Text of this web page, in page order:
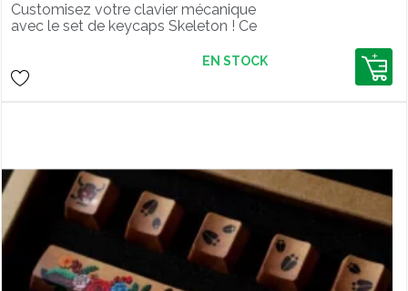
placage métallique
Customisez votre clavier mécanique
avec le set de keycaps Skeleton ! Ce
passer la lumière de votre clavier
grâce à la gravure des touches. Ces
touches pour clavier TRAITORS
EN STOCK